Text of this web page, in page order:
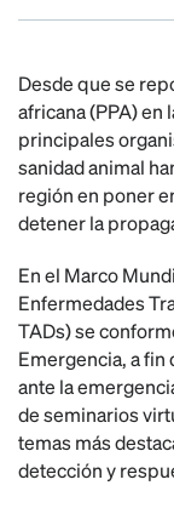
Desde que se
africana (PPA) en
principales
sanidad animal
región en poner
detener la
En el Marco
Enfermedades
TADs) se
Emergencia, a
ante la
de seminarios
temas más
detección y